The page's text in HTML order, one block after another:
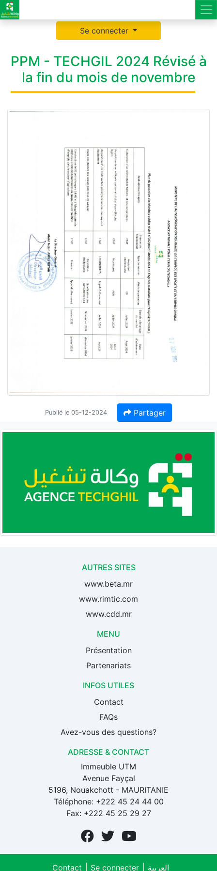
Se connecter
PPM - TECHGIL 2024 Révisé à
la fin du mois de novembre
Publié le 05-12-2024 Partager
AUTRES SITES
www.beta.mr
www.rimtic.com
www.cdd.mr
MENU
Présentation
Partenariats
INFOS UTILES
Contact
FAQs
Avez-vous des questions?
ADRESSE & CONTACT
Immeuble UTM
Avenue Fayçal
5196, Nouakchott - MAURITANIE
Téléphone: +222 45 24 44 00
Fax: +222 45 25 29 27
Contact Se connecter العربية